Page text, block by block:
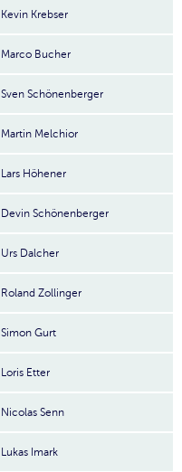
Kevin Krebser
Marco Bucher
Sven Schönenberger
Martin Melchior
Lars Höhener
Devin Schönenberger
Urs Dalcher
Roland Zollinger
Simon Gurt
Loris Etter
Nicolas Senn
Lukas Imark